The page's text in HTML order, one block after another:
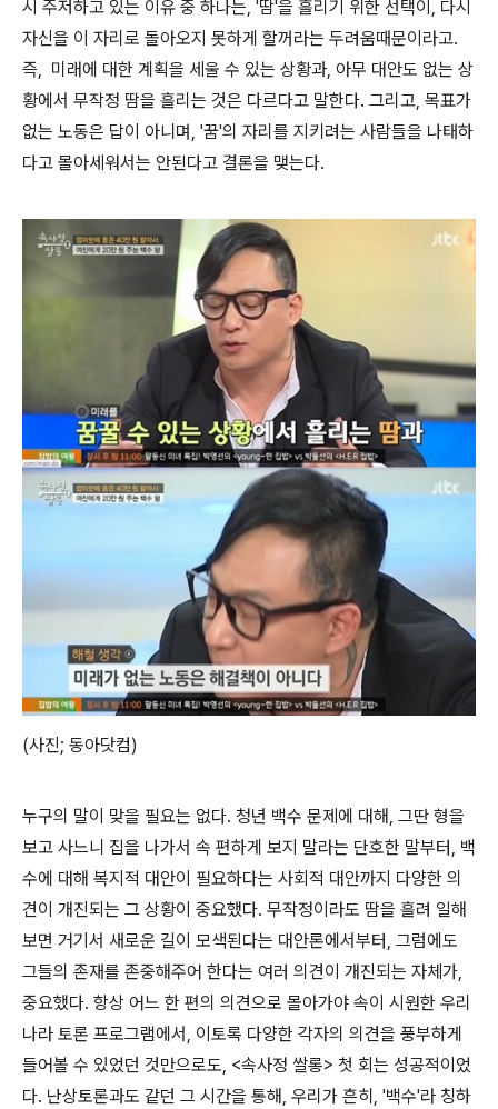
시 주저하고 있는 이유 중 하나는, '땀'을 흘리기 위한 선택이, 다시
자신을 이 자리로 돌아오지 못하게 할꺼라는 두려움때문이라고.
즉, 미래에 대한 계획을 세울 수 있는 상황과, 아무 대안도 없는 상
황에서 무작정 땀을 흘리는 것은 다르다고 말한다. 그리고, 목표가
없는 노동은 답이 아니며, '꿈'의 자리를 지키려는 사람들을 나태하
다고 몰아세워서는 안된다고 결론을 맺는다.
(사진; 동아닷컴)
누구의 말이 맞을 필요는 없다. 청년 백수 문제에 대해, 그딴 형을
보고 사느니 집을 나가서 속 편하게 보지 말라는 단호한 말부터, 백
수에 대해 복지적 대안이 필요하다는 사회적 대안까지 다양한 의
견이 개진되는 그 상황이 중요했다. 무작정이라도 땀을 흘려 일해
보면 거기서 새로운 길이 모색된다는 대안론에서부터, 그럼에도
그들의 존재를 존중해주어 한다는 여러 의견이 개진되는 자체가,
중요했다. 항상 어느 한 편의 의견으로 몰아가야 속이 시원한 우리
나라 토론 프로그램에서, 이토록 다양한 각자의 의견을 풍부하게
들어볼 수 있었던 것만으로도, <속사정 쌀롱> 첫 회는 성공적이었
다. 난상토론과도 같던 그 시간을 통해, 우리가 흔히, '백수'라 칭하